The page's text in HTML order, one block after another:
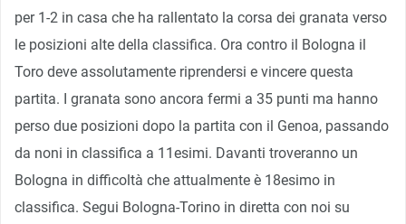
per 1-2 in casa che ha rallentato la corsa dei granata verso
le posizioni alte della classifica. Ora contro il Bologna il
Toro deve assolutamente riprendersi e vincere questa
partita. I granata sono ancora fermi a 35 punti ma hanno
perso due posizioni dopo la partita con il Genoa, passando
da noni in classifica a 11esimi. Davanti troveranno un
Bologna in difficoltà che attualmente è 18esimo in
classifica. Segui Bologna-Torino in diretta con noi su